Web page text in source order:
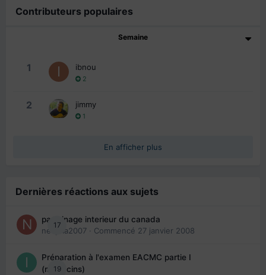
Contributeurs populaires
Semaine
1 ibnou
2
2 jimmy
1
En afficher plus
Dernières réactions aux sujets
17
parrainage interieur du canada
nedjma2007 · Commencé 27 janvier 2008
19
Préparation à l'examen EACMC partie I
(médecins)